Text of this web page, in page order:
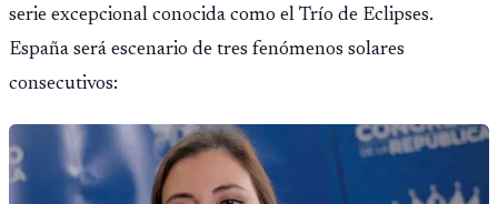
serie excepcional conocida como el Trío de Eclipses.
España será escenario de tres fenómenos solares
consecutivos: